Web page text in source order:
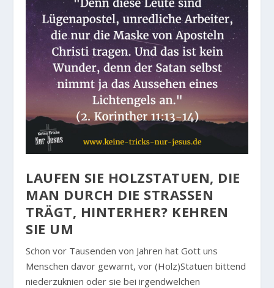
LAUFEN SIE HOLZSTATUEN, DIE
MAN DURCH DIE STRASSEN T
RÄGT, HINTERHER? KEHREN S
IE UM
Schon vor Tausenden von Jahren hat Gott uns
Menschen davor gewarnt, vor (Holz)Statuen bittend
niederzuknien oder sie bei irgendwelchen